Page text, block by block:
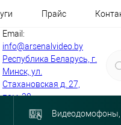
Прайс
Email:
info@arsenalvideo.by
Республика Беларусь, г.
Минск, ул.
Стахановская д. 27,
пом. 30